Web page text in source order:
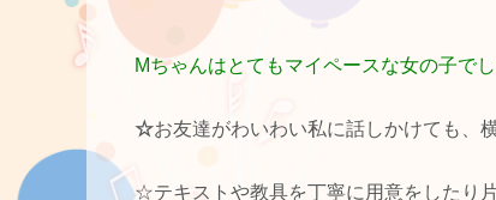
Mちゃんはとてもマイペースな女の子でし
☆お友達がわいわい私に話しかけても、
☆テキストや教具を丁寧に用意をしたり